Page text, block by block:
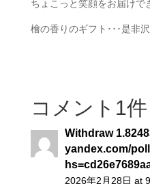
ちょこっと笑顔をお届けで
檜の香りのギフト･･･是非
コメント1件
Withdraw
yandex.com/
2026年2月28日 at